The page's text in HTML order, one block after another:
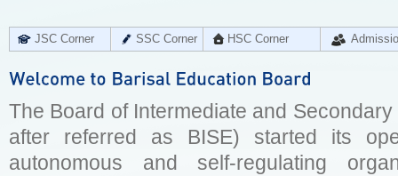
JSC Corner SSC Corner HSC Corner
The Board of Intermediate and
after referred as BISE) started its
autonomous and self-regulating